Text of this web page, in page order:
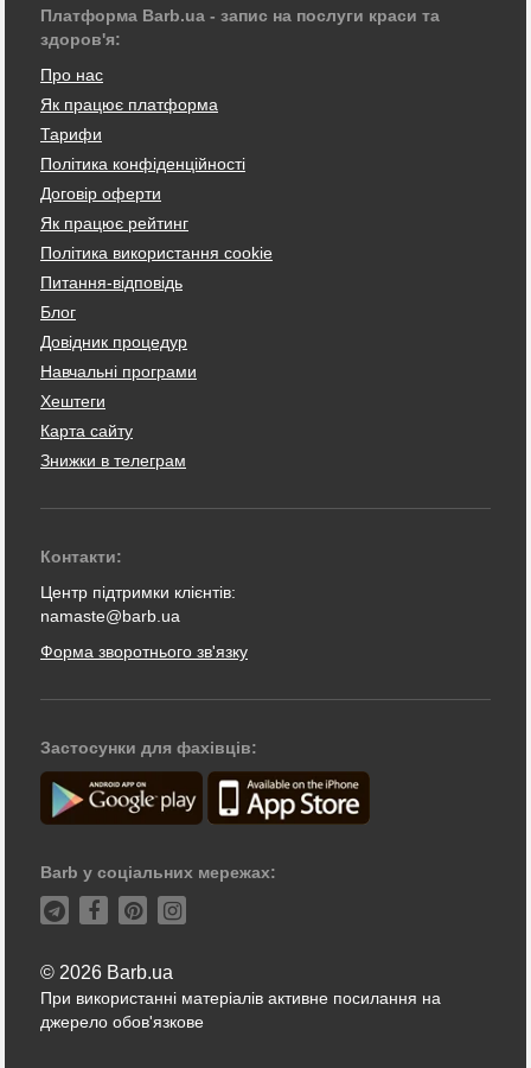
Платформа Barb.ua - запис на послуги краси та
здоров'я:
Про нас
Як працює платформа
Тарифи
Політика конфіденційності
Договір оферти
Як працює рейтинг
Політика використання cookie
Питання-відповідь
Блог
Довідник процедур
Навчальні програми
Хештеги
Карта сайту
Знижки в телеграм
Контакти:
Центр підтримки клієнтів:
namaste@barb.ua
Форма зворотнього зв'язку
Застосунки для фахівців:
Barb у соціальних мережах:
© 2026 Barb.ua
При використанні матеріалів активне посилання на
джерело обов'язкове